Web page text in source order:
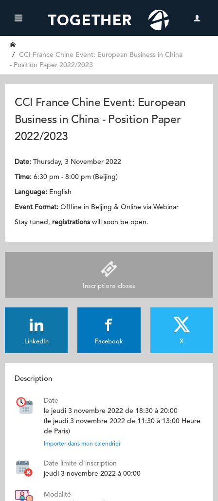
CCI France Chine Event: European Business in China
- Position Paper 2022/2023
CCI France Chine Event: European
Business in China - Position Paper
2022/2023
Date: Thursday, 3 November 2022
Time: 6:30 pm - 8:00 pm (Beijing)
Language: English
Event Format: Offline in Beijing & Online via Webinar
Stay tuned, registrations will soon be open.
Inscriptions closes
LinkedIn Facebook X
Description
Date
le jeudi 3 novembre 2022 de 18:30 à 20:00
(le jeudi 3 novembre 2022 de 11:30 à 13:00 Heure
de Paris)
Importer dans mon calendrier
Date limite d'inscription
jeudi 3 novembre 2022 à 00:00
Modalité